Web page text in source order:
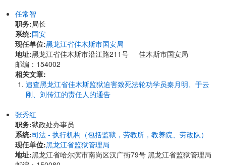
任常智
职务:局长
系统:国安
现任单位:黑龙江省佳木斯市国安局
地址:黑龙江省佳木斯市沿江路211号 佳木斯市国安局
邮编：154002
相关文章:
追查黑龙江省佳木斯监狱迫害致死法轮功学员秦月明、于云
刚、刘传江的责任人的通告
张秀红
职务:狱政处办事员
系统:司法 - 执行机构（包括监狱，劳教所，教养院、劳改队）
现任单位:黑龙江省监狱管理局
地址:黑龙江省哈尔滨市南岗区汉广街79号 黑龙江省监狱管理局